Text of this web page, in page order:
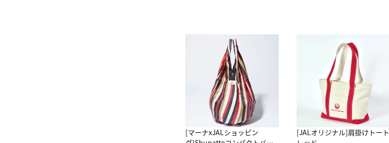
[マーナxJALショッピン
[JALオリジナル]肩掛けトート